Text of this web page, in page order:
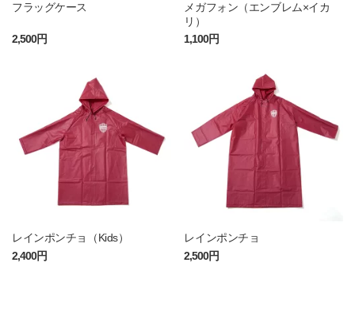
フラッグケース
2,500円
メガフォン（エンブレム×イカ
リ）
1,100円
レインポンチョ（Kids）
2,400円
レインポンチョ
2,500円